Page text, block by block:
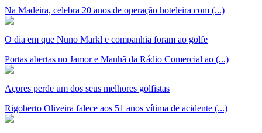
Na Madeira, celebra 20 anos de operação hoteleira com (...)
O dia em que Nuno Markl e companhia foram ao golfe
Portas abertas no Jamor e Manhã da Rádio Comercial ao (...)
Açores perde um dos seus melhores golfistas
Rigoberto Oliveira falece aos 51 anos vítima de acidente (...)